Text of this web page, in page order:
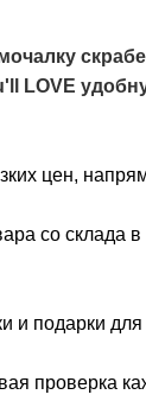
LOVE
цен,
со склада в
подарки для
проверка